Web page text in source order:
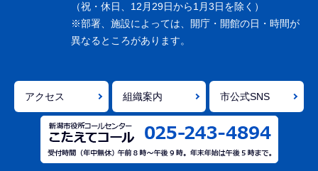
で
（祝・休日、12月29日から1月3日を除く）
※部署、施設によっては、開庁・開館の日・時間が
異なるところがあります。
アクセス 組織案内 市公式SNS